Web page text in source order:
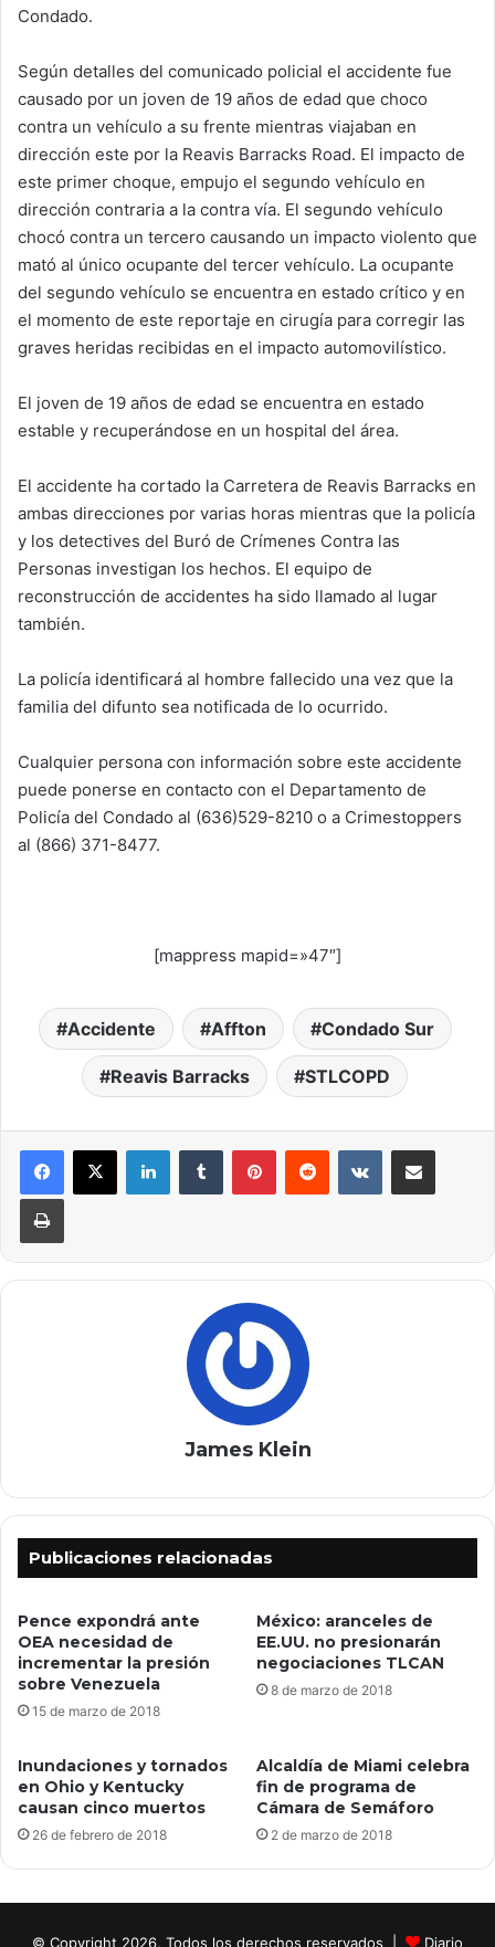
Condado.
Según detalles del comunicado policial el accidente fue
causado por un joven de 19 años de edad que choco
contra un vehículo a su frente mientras viajaban en
dirección este por la Reavis Barracks Road. El impacto de
este primer choque, empujo el segundo vehículo en
dirección contraria a la contra vía. El segundo vehículo
chocó contra un tercero causando un impacto violento que
mató al único ocupante del tercer vehículo. La ocupante
del segundo vehículo se encuentra en estado crítico y en
el momento de este reportaje en cirugía para corregir las
graves heridas recibidas en el impacto automovilístico.
El joven de 19 años de edad se encuentra en estado
estable y recuperándose en un hospital del área.
El accidente ha cortado la Carretera de Reavis Barracks en
ambas direcciones por varias horas mientras que la policía
y los detectives del Buró de Crímenes Contra las
Personas investigan los hechos. El equipo de
reconstrucción de accidentes ha sido llamado al lugar
también.
La policía identificará al hombre fallecido una vez que la
familia del difunto sea notificada de lo ocurrido.
Cualquier persona con información sobre este accidente
puede ponerse en contacto con el Departamento de
Policía del Condado al (636)529-8210 o a Crimestoppers
al (866) 371-8477.
[mappress mapid=»47″]
Accidente Affton Condado Sur
Reavis Barracks STLCOPD
James Klein
Publicaciones relacionadas
Pence expondrá ante
OEA necesidad de
incrementar la presión
sobre Venezuela
15 de marzo de 2018
México: aranceles de
EE.UU. no presionarán
negociaciones TLCAN
8 de marzo de 2018
Inundaciones y tornados
en Ohio y Kentucky
causan cinco muertos
26 de febrero de 2018
Alcaldía de Miami celebra
fin de programa de
Cámara de Semáforo
2 de marzo de 2018
© Copyright 2026, Todos los derechos reservados | Diario